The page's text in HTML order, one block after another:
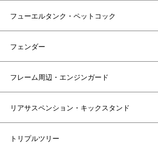
フューエルタンク・ペットコック
フェンダー
フレーム周辺・エンジンガード
リアサスペンション・キックスタンド
トリプルツリー